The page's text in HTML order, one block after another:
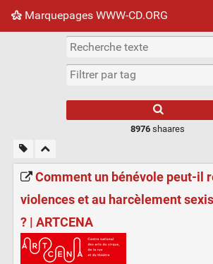
Marquepages WWW-CD.ORG
Nuage de tags Mur d'images
8976 shaares
Comment un bénévole peut-il
violences et au harcèlement
? | ARTCENA